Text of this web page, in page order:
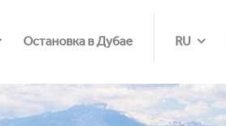
Остановка в Дубае RU